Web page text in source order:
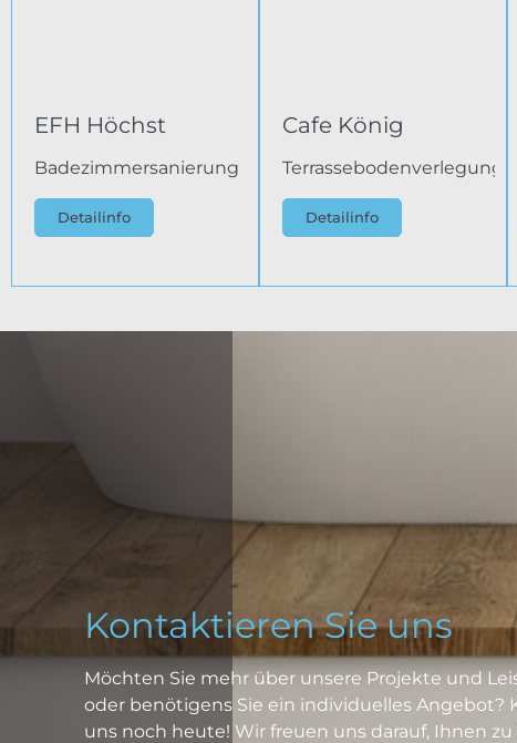
EFH Höchst
Badezimmersanierung
Detailinfo
Cafe König
Terrassebodenverlegung
Detailinfo
Kontaktieren Sie uns
Möchten Sie mehr über unsere Projekte und
oder benötigens Sie ein individuelles Angebot?
uns noch heute! Wir freuen uns darauf, Ihnen zu